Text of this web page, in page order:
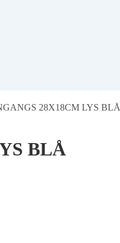
28X18CM LYS BLÅ
BLÅ